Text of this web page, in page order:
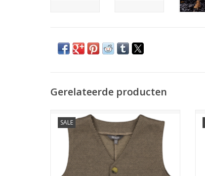
Gerelateerde producten
SALE
Quapi DANLEYQW244 aop sand check
feestcollectie
TOEVOEGEN AAN WINKELWAGEN